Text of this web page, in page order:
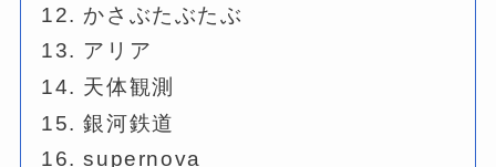
かさぶたぶたぶ
アリア
天体観測
銀河鉄道
supernova